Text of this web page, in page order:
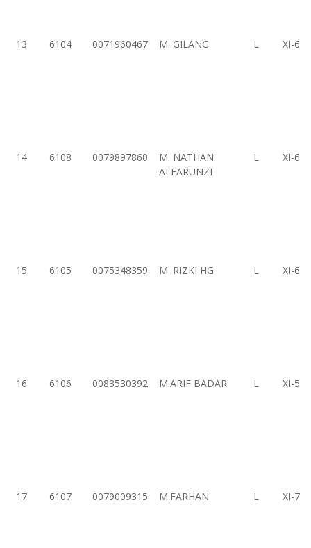
13 6104 0071960467 M. GILANG L XI-6
14 6108 0079897860
M. NATHAN
ALFARUNZI
L XI-6
15 6105 0075348359 M. RIZKI HG L XI-6
16 6106 0083530392 M.ARIF BADAR L XI-5
17 6107 0079009315 M.FARHAN L XI-7